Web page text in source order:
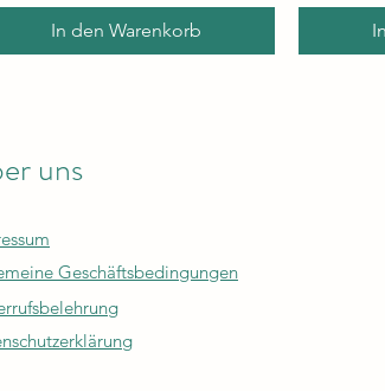
In den Warenkorb
uns
Geschäftsbedingungen